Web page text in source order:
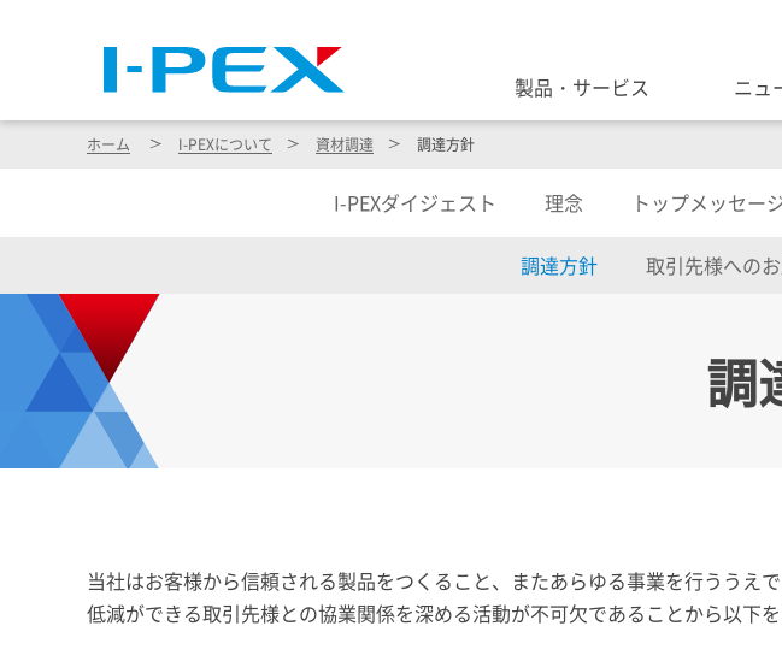
製品・サービス ニュ
ホーム I-PEXについて 資材調達 調達方針
I-PEXダイジェスト 理念 トップメッセー
調達方針 取引先様への
調
当社はお客様から信頼される製品をつくること、またあらゆる事業を行うう
低減ができる取引先様との協業関係を深める活動が不可欠であることから以下